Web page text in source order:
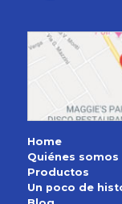
Home
Quiénes somos
Productos
Un poco de